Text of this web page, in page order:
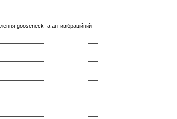
gooseneck та антивібраційний